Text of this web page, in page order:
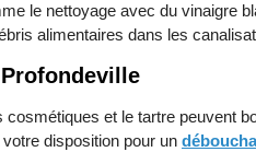
le nettoyage avec du vinaigre
alimentaires dans les
et le tartre peuvent
disposition pour un